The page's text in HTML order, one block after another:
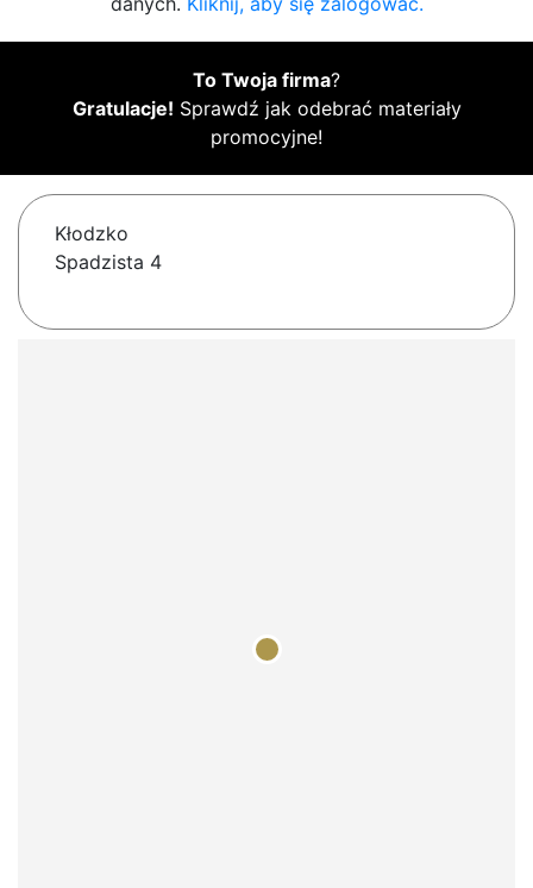
To Twoja firma?
Gratulacje! Sprawdź jak odebrać materiały
promocyjne!
Kłodzko
Spadzista 4